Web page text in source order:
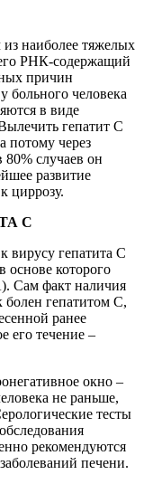
наиболее тяжелых
РНК-содержащий
причин
больного человека
в виде
гепатит С
потому через
случаев он
развитие
циррозу.
С
вирусу гепатита С
основе которого
Сам факт наличия
болен гепатитом С,
ранее
его течение –
окно –
не раньше,
тесты
рекомендуются
печени.